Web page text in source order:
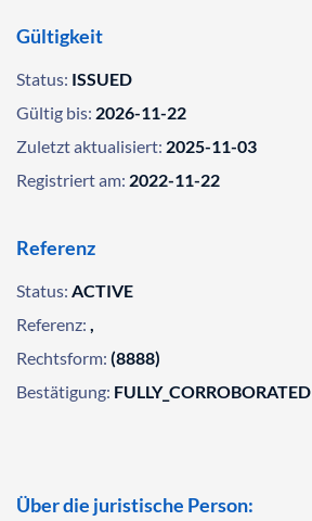
Gültigkeit
Status: ISSUED
Gültig bis: 2026-11-22
Zuletzt aktualisiert: 2025-11-03
Registriert am: 2022-11-22
Referenz
Status: ACTIVE
Referenz: ,
Rechtsform: (8888)
Bestätigung: FULLY_CORROBORATED
Über die juristische Person: